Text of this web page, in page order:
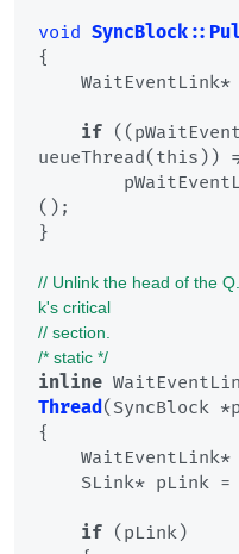
void
{
if
ueueThread(this))
();
}
// Unlink the head of the
k's critical
// section.
/* static */
inline
Thread(SyncBlock
{
if (pLink)